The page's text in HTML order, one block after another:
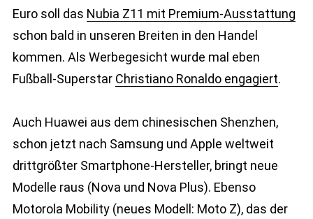
Euro soll das Nubia Z11 mit Premium-Ausstattung
schon bald in unseren Breiten in den Handel
kommen. Als Werbegesicht wurde mal eben
Fußball-Superstar Christiano Ronaldo engagiert.
Auch Huawei aus dem chinesischen Shenzhen,
schon jetzt nach Samsung und Apple weltweit
drittgrößter Smartphone-Hersteller, bringt neue
Modelle raus (Nova und Nova Plus). Ebenso
Motorola Mobility (neues Modell: Moto Z), das der